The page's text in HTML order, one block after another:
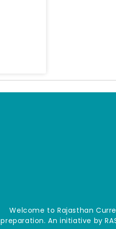
Welcome to Rajasthan
preparation. An initiative by